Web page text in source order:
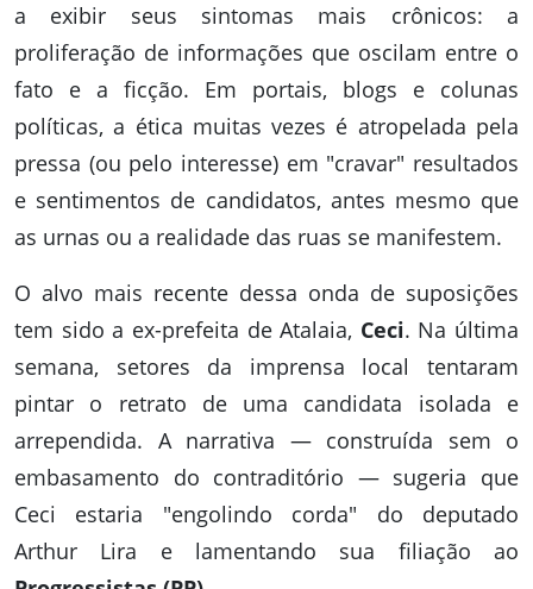
a exibir seus sintomas mais crônicos: a
proliferação de informações que oscilam entre o
fato e a ficção. Em portais, blogs e colunas
políticas, a ética muitas vezes é atropelada pela
pressa (ou pelo interesse) em "cravar" resultados
e sentimentos de candidatos, antes mesmo que
as urnas ou a realidade das ruas se manifestem.
O alvo mais recente dessa onda de suposições
tem sido a ex-prefeita de Atalaia, Ceci. Na última
semana, setores da imprensa local tentaram
pintar o retrato de uma candidata isolada e
arrependida. A narrativa — construída sem o
embasamento do contraditório — sugeria que
Ceci estaria "engolindo corda" do deputado
Arthur Lira e lamentando sua filiação ao